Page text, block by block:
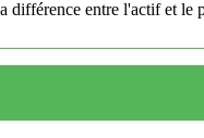
différence entre l'actif et le